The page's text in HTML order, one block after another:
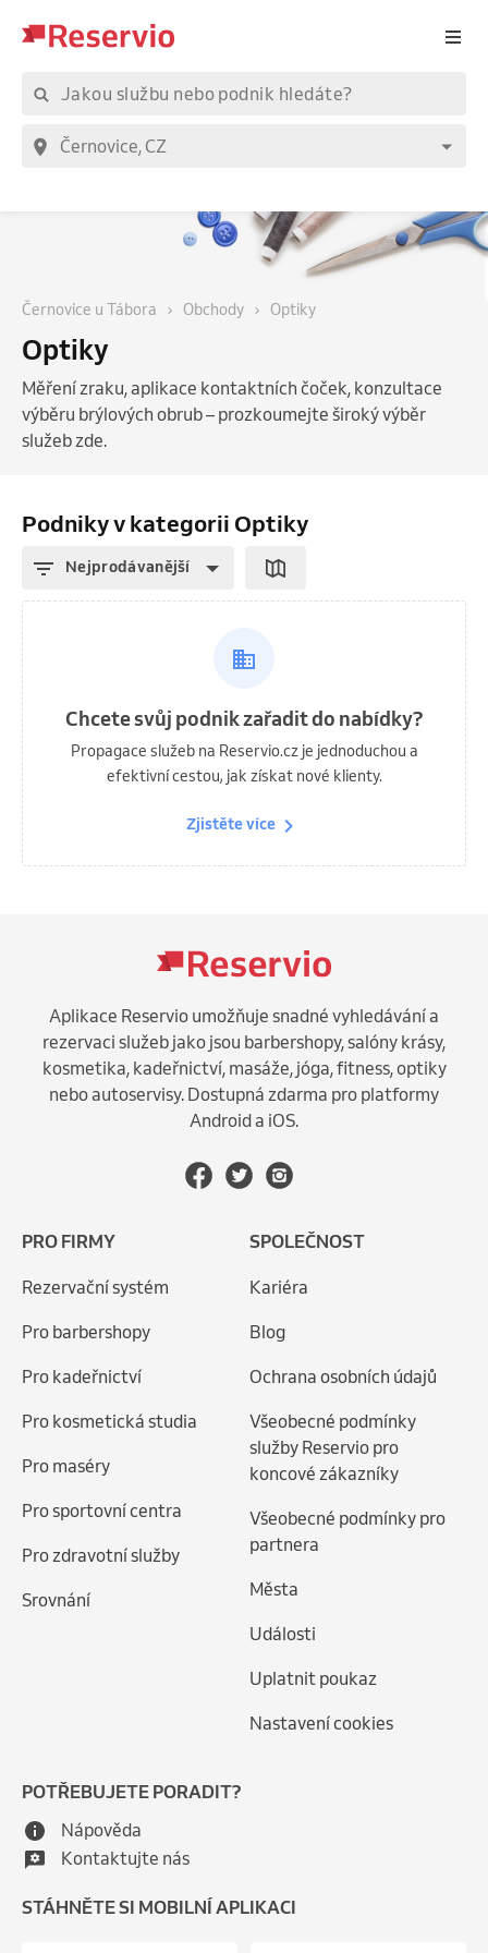
Černovice u Tábora Obchody Optiky
Optiky
Měření zraku, aplikace kontaktních čoček, konzultace
výběru brýlových obrub – prozkoumejte široký výběr
služeb zde.
Podniky v kategorii Optiky
Nejprodávanější
Chcete svůj podnik zařadit do nabídky?
Propagace služeb na Reservio.cz je jednoduchou a
efektivní cestou, jak získat nové klienty.
Zjistěte více
Aplikace Reservio umožňuje snadné vyhledávání a
rezervaci služeb jako jsou barbershopy, salóny krásy,
kosmetika, kadeřnictví, masáže, jóga, fitness, optiky
nebo autoservisy. Dostupná zdarma pro platformy
Android a iOS.
PRO FIRMY
Rezervační systém
Pro barbershopy
Pro kadeřnictví
Pro kosmetická studia
Pro maséry
Pro sportovní centra
Pro zdravotní služby
Srovnání
SPOLEČNOST
Kariéra
Blog
Ochrana osobních údajů
Všeobecné podmínky
služby Reservio pro
koncové zákazníky
Všeobecné podmínky pro
partnera
Města
Události
Uplatnit poukaz
Nastavení cookies
POTŘEBUJETE PORADIT?
Nápověda
Kontaktujte nás
STÁHNĚTE SI MOBILNÍ APLIKACI